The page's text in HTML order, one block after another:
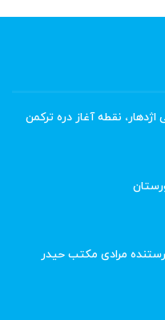
نقطه آغاز دره ترکمن
مرادی مکتب حیدر